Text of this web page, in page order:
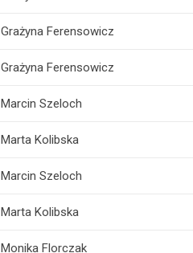
Grażyna Ferensowicz
Grażyna Ferensowicz
Marcin Szeloch
Marta Kolibska
Marcin Szeloch
Marta Kolibska
Monika Florczak